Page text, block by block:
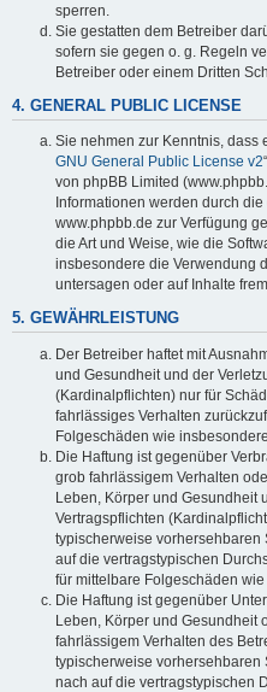
sperren.
Sie gestatten dem Betreiber
sofern sie gegen o. g. Regeln
Betreiber oder einem Dritten
4. GENERAL PUBLIC LICENSE
Sie nehmen zur Kenntnis, dass
GNU General Public License v2
von phpBB Limited
Informationen werden durch
www.phpbb.de zur Verfügung
die Art und Weise, wie die
insbesondere die Verwendung
untersagen oder auf Inhalte
5. GEWÄHRLEISTUNG
Der Betreiber haftet mit
und Gesundheit und der
(Kardinalpflichten) nur für
fahrlässiges Verhalten
Folgeschäden wie
Die Haftung ist gegenüber
grob fahrlässigem Verhalten
Leben, Körper und Gesundheit
Vertragspflichten
typischerweise
auf die vertragstypischen
für mittelbare Folgeschäden
Die Haftung ist gegenüber
Leben, Körper und Gesundheit
fahrlässigem Verhalten des
typischerweise
nach auf die vertragstypischen